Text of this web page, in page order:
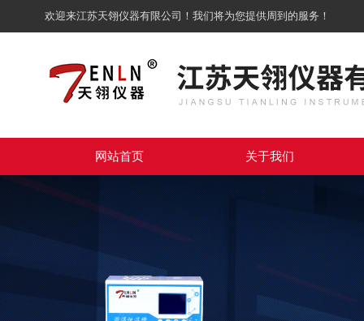
欢迎来江苏天翎仪器有限公司！我们将为您提供周到的服务！
网站首页 关于我们